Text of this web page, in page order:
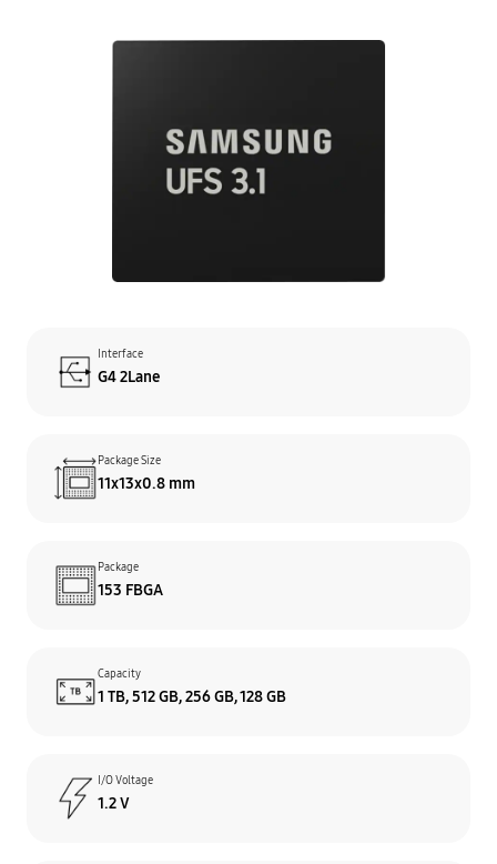
Interface
G4 2Lane
Package Size
11x13x0.8 mm
Package
153 FBGA
Capacity
1 TB, 512 GB, 256 GB, 128 GB
I/O Voltage
1.2 V